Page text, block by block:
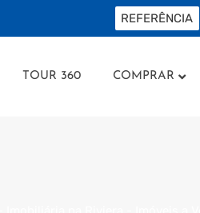
TOUR 360
TOUR 360 COMPRAR